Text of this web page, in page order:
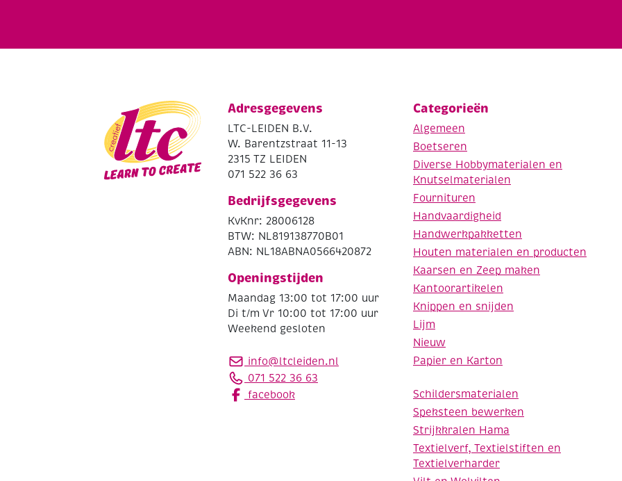
Adresgegevens
LTC-LEIDEN B.V.
W. Barentzstraat 11-13
2315 TZ LEIDEN
071 522 36 63
Bedrijfsgegevens
KvKnr: 28006128
BTW: NL819138770B01
ABN: NL18ABNA0566420872
Openingstijden
Maandag 13:00 tot 17:00 uur
Di t/m Vr 10:00 tot 17:00 uur
Weekend gesloten
info@ltcleiden.nl
071 522 36 63
facebook
Categorieën
Algemeen
Boetseren
Diverse Hobbymaterialen en
Knutselmaterialen
Fournituren
Handvaardigheid
Handwerkpakketten
Houten materialen en producten
Kaarsen en Zeep maken
Kantoorartikelen
Knippen en snijden
Lijm
Nieuw
Papier en Karton
Schildersmaterialen
Speksteen bewerken
Strijkkralen Hama
Textielverf, Textielstiften en
Textielverharder